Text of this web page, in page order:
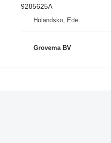
9285625A
Holandsko, Ede
Grovema BV